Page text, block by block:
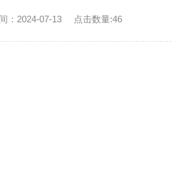
：2024-07-13 点击数量:46